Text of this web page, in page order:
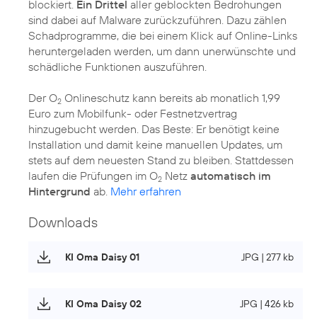
blockiert. Ein Drittel aller geblockten Bedrohungen
sind dabei auf Malware zurückzuführen. Dazu zählen
Schadprogramme, die bei einem Klick auf Online-Links
heruntergeladen werden, um dann unerwünschte und
schädliche Funktionen auszuführen.
Der O2 Onlineschutz kann bereits ab monatlich 1,99
Euro zum Mobilfunk- oder Festnetzvertrag
hinzugebucht werden. Das Beste: Er benötigt keine
Installation und damit keine manuellen Updates, um
stets auf dem neuesten Stand zu bleiben. Stattdessen
laufen die Prüfungen im O2 Netz automatisch im
Hintergrund ab. Mehr erfahren
Downloads
KI Oma Daisy 01 JPG | 277 kb
KI Oma Daisy 02 JPG | 426 kb